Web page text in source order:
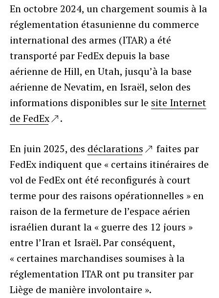
En octobre 2024, un chargement soumis à la
réglementation étasunienne du commerce
international des armes (ITAR) a été
transporté par FedEx depuis la base
aérienne de Hill, en Utah, jusqu’à la base
aérienne de Nevatim, en Israël, selon des
informations disponibles sur le site Internet
de FedEx
.
En juin 2025, des déclarations
faites par
FedEx indiquent que « certains itinéraires de
vol de FedEx ont été reconfigurés à court
terme pour des raisons opérationnelles » en
raison de la fermeture de l’espace aérien
israélien durant la « guerre des 12 jours »
entre l’Iran et Israël. Par conséquent,
« certaines marchandises soumises à la
réglementation ITAR ont pu transiter par
Liège de manière involontaire ».